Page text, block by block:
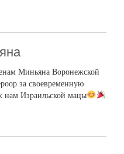
Миньяна Воронежской
за своевременную
нам Израильской мацы